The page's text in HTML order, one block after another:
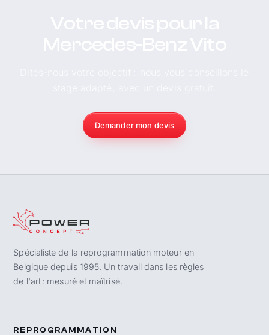
Demander mon devis
Spécialiste de la reprogrammation moteur en
Belgique depuis 1995. Un travail dans les règles
de l'art : mesuré et maîtrisé.
REPROGRAMMATION